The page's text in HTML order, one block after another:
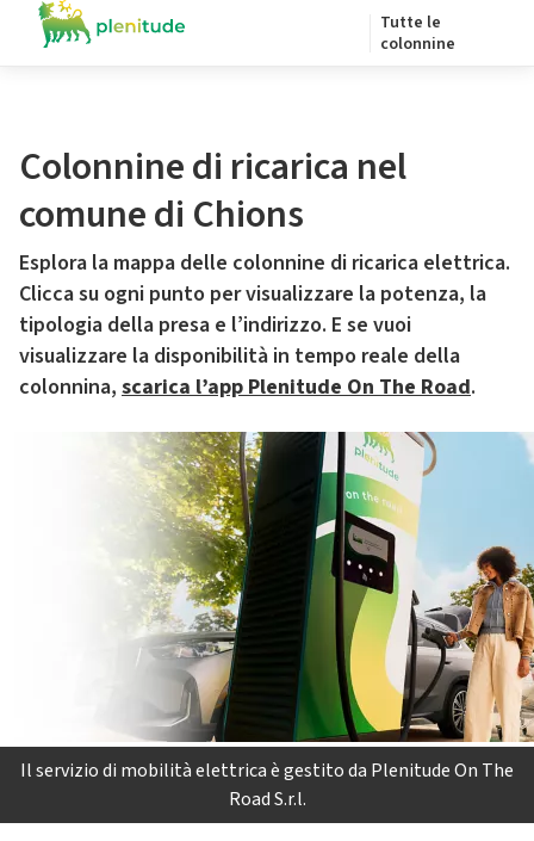
Tutte le
colonnine
Colonnine di ricarica nel
comune di Chions
Esplora la mappa delle colonnine di ricarica elettrica.
Clicca su ogni punto per visualizzare la potenza, la
tipologia della presa e l’indirizzo. E se vuoi
visualizzare la disponibilità in tempo reale della
colonnina, scarica l’app Plenitude On The Road.
Il servizio di mobilità elettrica è gestito da Plenitude On The
Road S.r.l.